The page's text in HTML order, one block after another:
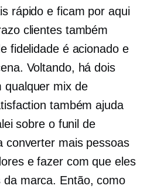
rápido e ficam por aqui
clientes também
fidelidade é acionado e
Voltando, há dois
qualquer mix de
também ajuda
sobre o funil de
converter mais pessoas
e fazer com que eles
da marca. Então, como